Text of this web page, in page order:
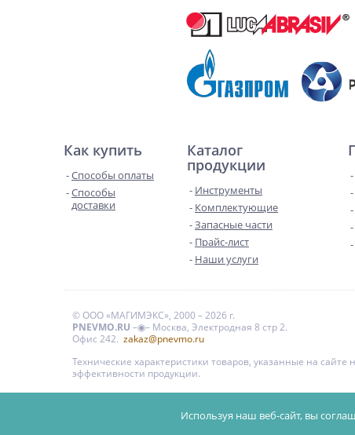
Как купить
Способы оплаты
Способы
доставки
Каталог
продукции
Инструменты
Комплектующие
Запасные части
Прайс-лист
Наши услуги
© ООО «МАГИМЭКС», 2000 – 2026 г.
PNEVMO.RU –◉– Москва, Электродная 8 стр 2.
Офис 242. zakaz@pnevmo.ru
Технические характеристики товаров, указанные на
эффективности продукции.
Цены на сайте даны для справки и не являются
Используя наш веб-сайт, вы